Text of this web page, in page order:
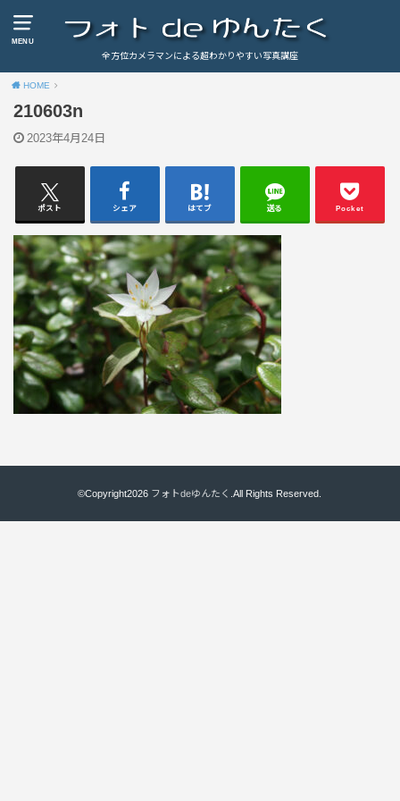
MENU
全方位カメラマンによる超わかりやすい写真講座
HOME
210603n
2023年4月24日
ポスト シェア はてブ 送る Pocket
©Copyright2026 フォトdeゆんたく .All Rights Reserved.